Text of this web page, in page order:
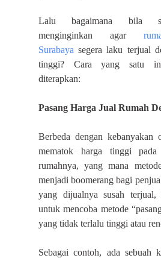
Lalu bagaimana bila
menginginkan agar
Surabaya segera laku terjual
tinggi? Cara yang satu
diterapkan:
Pasang Harga Jual Rumah
Berbeda dengan kebanyakan
mematok harga tinggi pada
rumahnya, yang mana
menjadi boomerang bagi
yang dijualnya susah terjual,
untuk mencoba metode
yang tidak terlalu tinggi atau
Sebagai contoh, ada sebuah